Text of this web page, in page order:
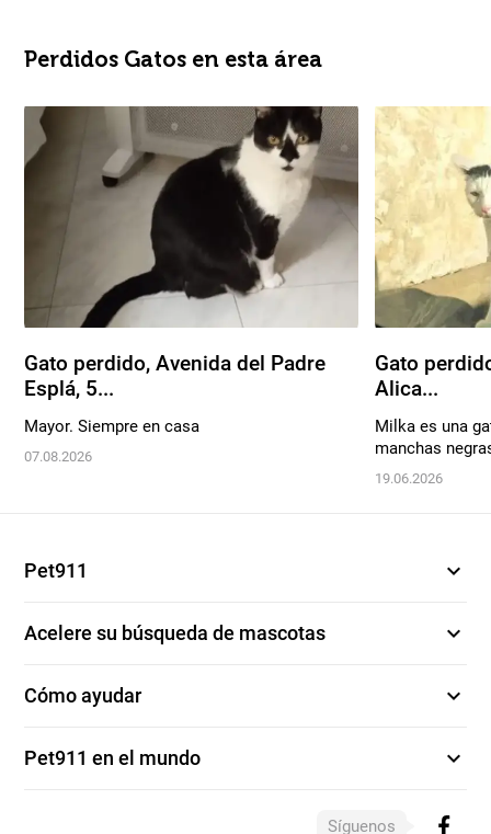
Perdidos Gatos en esta área
Gato perdido, Avenida del Padre
Esplá, 5...
Mayor. Siempre en casa
07.08.2026
Gato
Alica...
Milka es una
manchas
19.06.2026
Pet911 expand_more
Acelere su búsqueda de mascotas expand_more
Cómo ayudar expand_more
Pet911 en el mundo expand_more
Síguenos